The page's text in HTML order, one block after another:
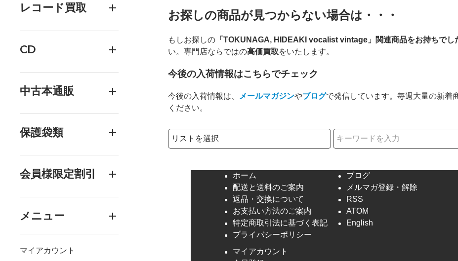
レコード買取
CD
中古本通販
保護袋類
会員様限定割引
メニュー
マイアカウント
お探しの商品が見つからない場合は・・・
もしお探しの 「TOKUNAGA, HIDEAKI vocalist vintage」関連商品をお持ちでし
い。専門店ならではの高価買取をいたします。
今後の入荷情報はこちらでチェック
今後の入荷情報は、 メールマガジンやブログで発信しています。毎週大量の新着
ください。
検索リストの選択
ホーム
配送と送料のご案内
返品・交換について
お支払い方法のご案内
特定商取引法に基づく表記
プライバシーポリシー
ブログ
メルマガ登録・解除
RSS
ATOM
English
マイアカウント